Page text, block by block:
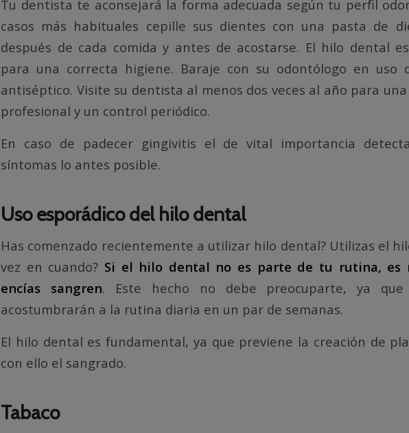
Tu dentista te aconsejará la forma adecuada según tu perfil
casos más habituales cepille sus dientes con una pasta de
después de cada comida y antes de acostarse. El hilo dental
para una correcta higiene. Baraje con su odontólogo en uso
antiséptico. Visite su dentista al menos dos veces al año para
profesional y un control periódico.
En caso de padecer gingivitis el de vital importancia
síntomas lo antes posible.
Uso esporádico del hilo dental
Has comenzado recientemente a utilizar hilo dental? Utilizas el
vez en cuando? Si el hilo dental no es parte de tu rutina, es
encías sangren. Este hecho no debe preocuparte, ya
acostumbrarán a la rutina diaria en un par de semanas.
El hilo dental es fundamental, ya que previene la creación de
con ello el sangrado.
Tabaco